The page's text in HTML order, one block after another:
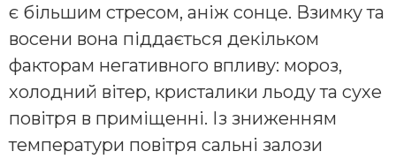
є більшим стресом, аніж сонце. Взимку та
восени вона піддається декільком
факторам негативного впливу: мороз,
холодний вітер, кристалики льоду та сухе
повітря в приміщенні. Із зниженням
температури повітря сальні залози